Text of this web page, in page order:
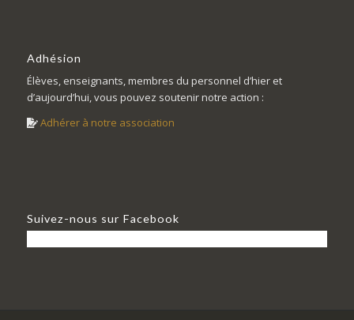
Adhésion
Élèves, enseignants, membres du personnel d’hier et
d’aujourd’hui, vous pouvez soutenir notre action :
Adhérer à notre association
Suivez-nous sur Facebook